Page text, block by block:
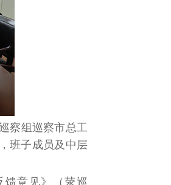
察组巡察市总工
班子成员及中层
意见》（荥巡